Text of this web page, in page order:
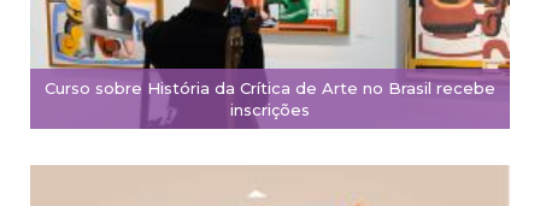
Curso sobre História da Crítica de Arte no Brasil recebe
inscrições